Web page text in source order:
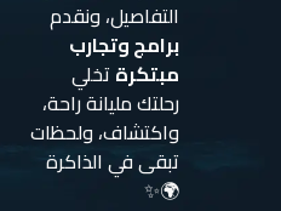
التفاصيل، ونقدم
برامج وتجارب
مبتكرة تخلي
رحلتك مليانة راحة،
واكتشاف، ولحظات
تبقى في الذاكرة
🌍✨